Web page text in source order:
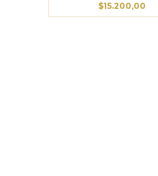
$15.200,00